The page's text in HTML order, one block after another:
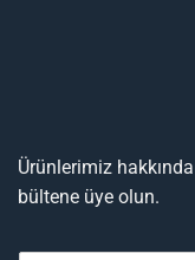
Ürünlerimiz
bültene üye olun.